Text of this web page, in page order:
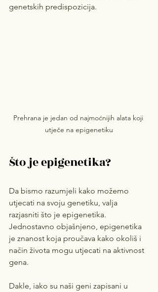
genetskih predispozicija.
Prehrana je jedan od najmoćnijih alata koji
utječe na epigenetiku
Što je epigenetika?
Da bismo razumjeli kako možemo
utjecati na svoju genetiku, valja
razjasniti što je epigenetika.
Jednostavno objašnjeno, epigenetika
je znanost koja proučava kako okoliš i
način života mogu utjecati na aktivnost
gena.
Dakle, iako su naši geni zapisani u